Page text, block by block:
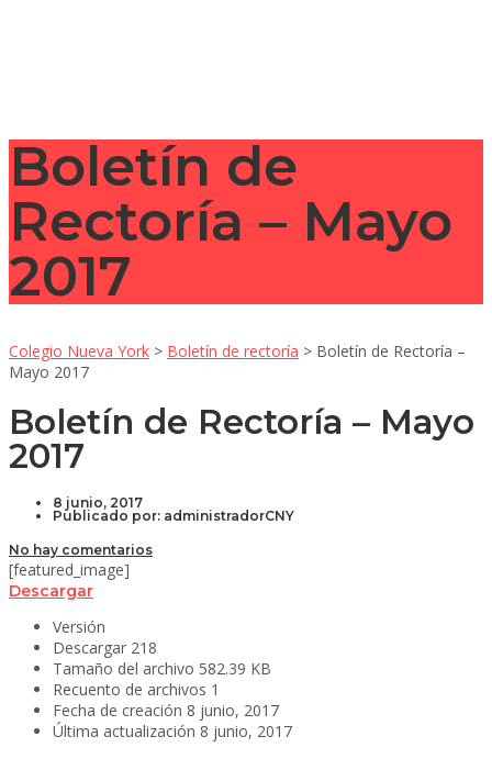
Boletín de
Rectoría – Mayo
2017
Colegio Nueva York > Boletín de rectoría > Boletín de Rectoría –
Mayo 2017
Boletín de Rectoría – Mayo
2017
8 junio, 2017
Publicado por: administradorCNY
No hay comentarios
[featured_image]
Descargar
Versión
Descargar 218
Tamaño del archivo 582.39 KB
Recuento de archivos 1
Fecha de creación 8 junio, 2017
Última actualización 8 junio, 2017